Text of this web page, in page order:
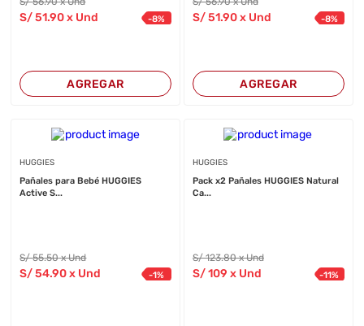
S/51.90 x Und -8%
AGREGAR
S/51.90x Und -8%
AGREGAR
HUGGIES
Pañales para Bebé HUGGIES
Active S...
S/55.50 x Und
S/54.90 x Und -1%
HUGGIES
Pack x2 Pañales HUGGIES Natural
Ca...
S/123.80 x Und
S/109 x Und -11%